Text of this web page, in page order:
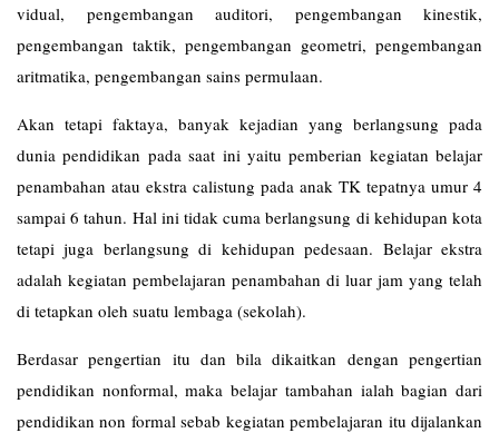
vidual, pengembangan auditori, pengembangan kinestik,
pengembangan taktik, pengembangan geometri, pengembangan
aritmatika, pengembangan sains permulaan.
Akan tetapi faktaya, banyak kejadian yang berlangsung pada
dunia pendidikan pada saat ini yaitu pemberian kegiatan belajar
penambahan atau ekstra calistung pada anak TK tepatnya umur 4
sampai 6 tahun. Hal ini tidak cuma berlangsung di kehidupan kota
tetapi juga berlangsung di kehidupan pedesaan. Belajar ekstra
adalah kegiatan pembelajaran penambahan di luar jam yang telah
di tetapkan oleh suatu lembaga (sekolah).
Berdasar pengertian itu dan bila dikaitkan dengan pengertian
pendidikan nonformal, maka belajar tambahan ialah bagian dari
pendidikan non formal sebab kegiatan pembelajaran itu dijalankan